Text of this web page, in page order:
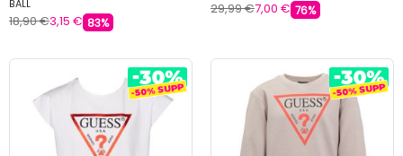
BALL
18,90 €3,15 € 83%
29,99 €7,00 € 76%